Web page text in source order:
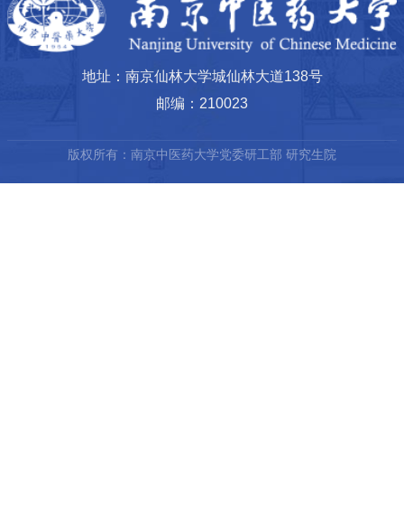
地址：南京仙林大学城仙林大道138号
邮编：210023
版权所有：南京中医药大学党委研工部 研究生院